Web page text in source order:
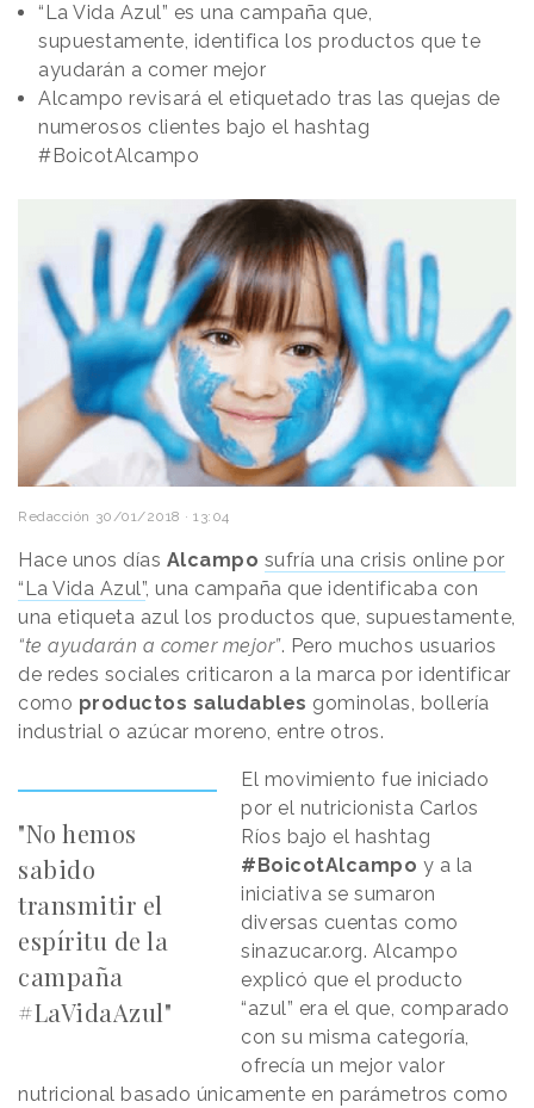
“La Vida Azul” es una campaña que,
supuestamente, identifica los productos que te
ayudarán a comer mejor
Alcampo revisará el etiquetado tras las quejas de
numerosos clientes bajo el hashtag
#BoicotAlcampo
Redacción 30/01/2018 · 13:04
Hace unos días Alcampo sufría una crisis online por
“La Vida Azul”, una campaña que identificaba con
una etiqueta azul los productos que, supuestamente,
“te ayudarán a comer mejor”. Pero muchos usuarios
de redes sociales criticaron a la marca por identificar
como productos saludables gominolas, bollería
industrial o azúcar moreno, entre otros.
"No hemos
sabido
transmitir el
espíritu de la
campaña
#LaVidaAzul"
El movimiento fue iniciado
por el nutricionista Carlos
Ríos bajo el hashtag
#BoicotAlcampo y a la
iniciativa se sumaron
diversas cuentas como
sinazucar.org. Alcampo
explicó que el producto
“azul” era el que, comparado
con su misma categoría,
ofrecía un mejor valor
nutricional basado únicamente en parámetros como